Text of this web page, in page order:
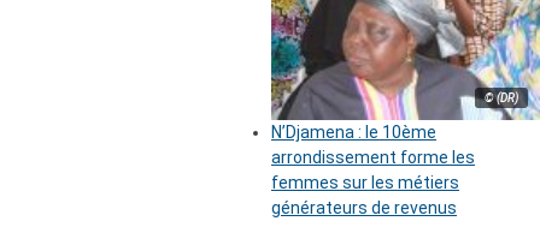
© (DR)
N’Djamena : le 10ème
arrondissement forme les
femmes sur les métiers
générateurs de revenus